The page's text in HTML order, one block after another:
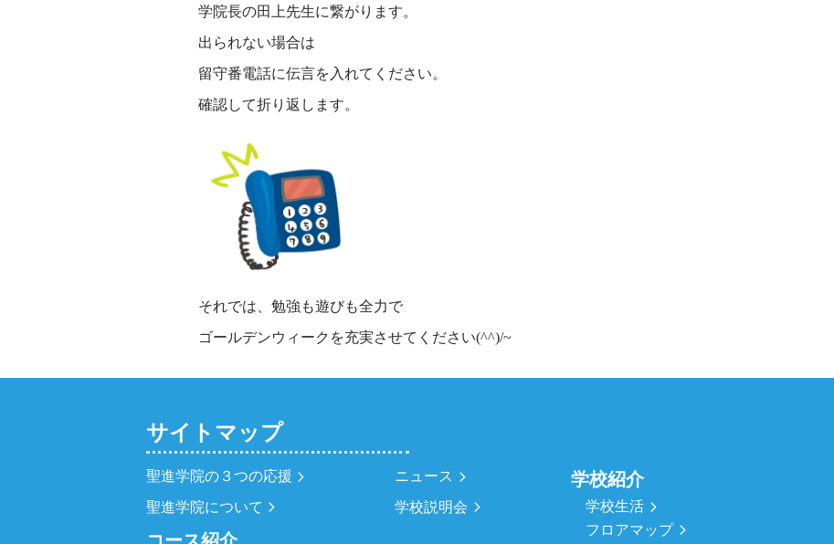
学院長の田上先生に繋がります。
出られない場合は
留守番電話に伝言を入れてください。
確認して折り返します。
それでは、勉強も遊びも全力で
ゴールデンウィークを充実させてください(^^)/~
サイトマップ
聖進学院の３つの応援
聖進学院について
ニュース
学校説明会
学校紹介
学校生活
フロアマップ